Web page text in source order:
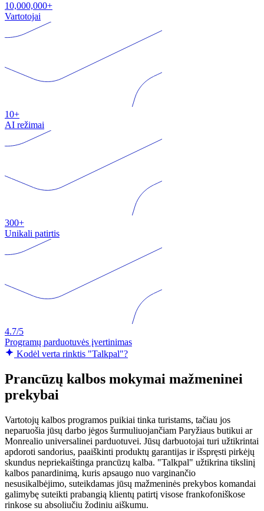
10,000,000+
Vartotojai
10+
AI režimai
300+
Unikali patirtis
4.7/5
Programų parduotuvės įvertinimas
Kodėl verta rinktis "Talkpal"?
Prancūzų kalbos mokymai mažmeninei
prekybai
Vartotojų kalbos programos puikiai tinka turistams, tačiau jos
neparuošia jūsų darbo jėgos šurmuliuojančiam Paryžiaus butikui ar
Monrealio universalinei parduotuvei. Jūsų darbuotojai turi užtikrintai
apdoroti sandorius, paaiškinti produktų garantijas ir išspręsti pirkėjų
skundus nepriekaištinga prancūzų kalba. "Talkpal" užtikrina tikslinį
kalbos panardinimą, kuris apsaugo nuo varginančio
nesusikalbėjimo, suteikdamas jūsų mažmeninės prekybos komandai
galimybę suteikti prabangią klientų patirtį visose frankofoniškose
rinkose su absoliučiu žodiniu aiškumu.